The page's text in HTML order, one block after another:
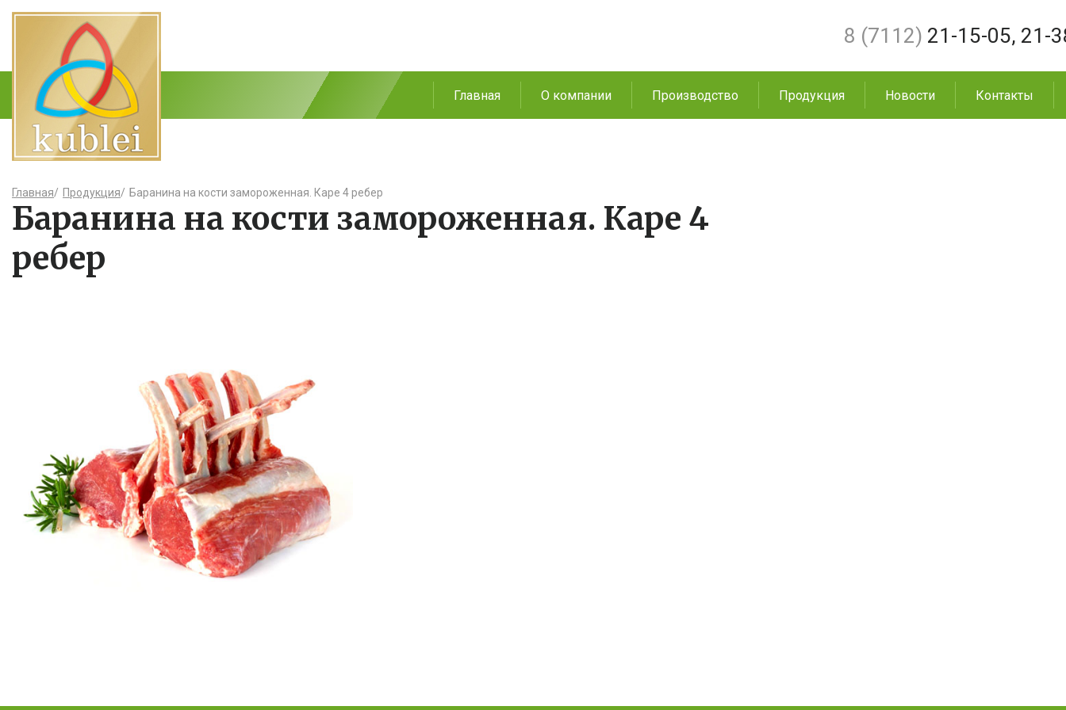
8 (7112) 21-15-05, 21-
Главная О компании Производство Продукция Новости Контакты
Главная/ Продукция/ Баранина на кости замороженная. Каре 4 ребер
Баранина на кости замороженная. Каре 4
ребер